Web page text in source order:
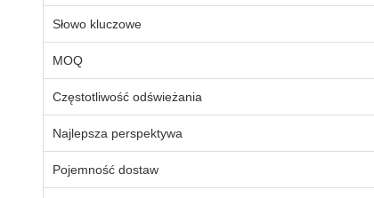
Słowo kluczowe
MOQ
Częstotliwość odświeżania
Najlepsza perspektywa
Pojemność dostaw